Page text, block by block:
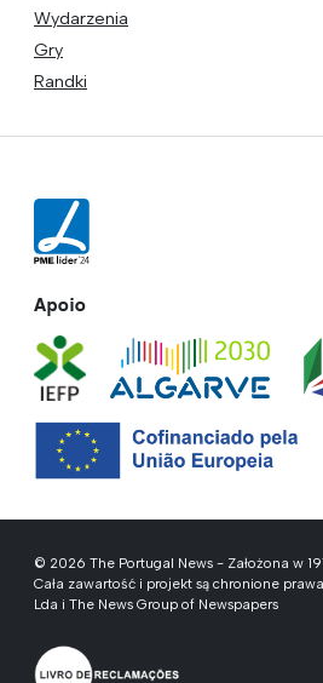
Wydarzenia
Gry
Randki
Apoio
© 2026 The Portugal News - Założona w
Cała zawartość i projekt są chronione
Lda i The News Group of Newspapers